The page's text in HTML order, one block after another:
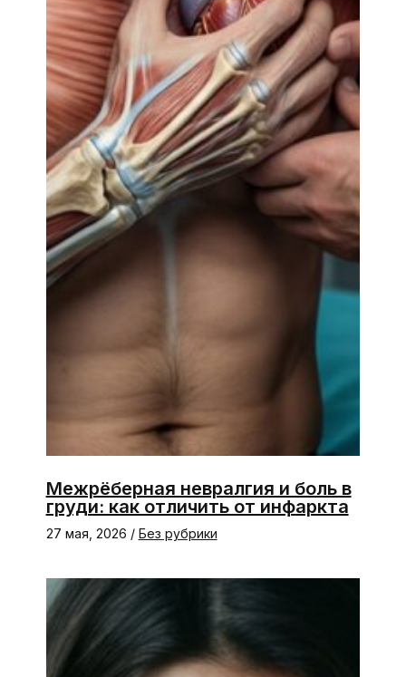
Межрёберная невралгия и боль в
груди: как отличить от инфаркта
27 мая, 2026 / Без рубрики